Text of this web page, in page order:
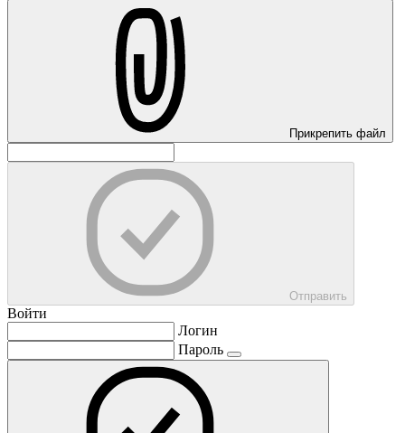
Прикрепить файл
Отправить
Войти
Логин
Пароль